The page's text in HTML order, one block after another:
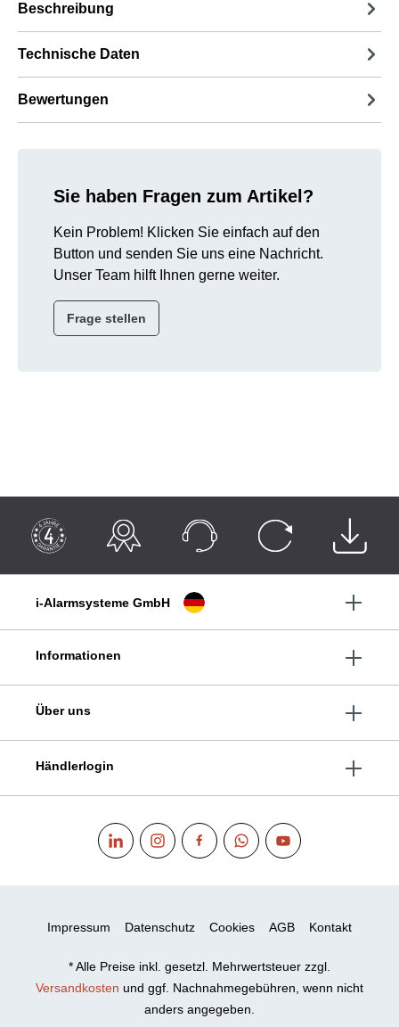
Beschreibung
Technische Daten
Bewertungen
Sie haben Fragen zum Artikel?
Kein Problem! Klicken Sie einfach auf den
Button und senden Sie uns eine Nachricht.
Unser Team hilft Ihnen gerne weiter.
Frage stellen
i-Alarmsysteme GmbH
Informationen
Über uns
Händlerlogin
Impressum Datenschutz Cookies AGB Kontakt
* Alle Preise inkl. gesetzl. Mehrwertsteuer zzgl.
Versandkosten und ggf. Nachnahmegebühren, wenn nicht
anders angegeben.